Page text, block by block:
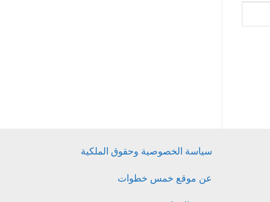
سياسة الخصوصية وحقوق الملكية
عن موقع خمس خطوات